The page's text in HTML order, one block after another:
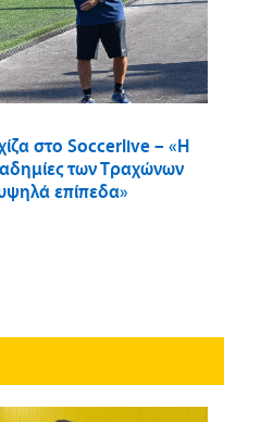
στο Soccerlive – «Η
των Τραχώνων
επίπεδα»